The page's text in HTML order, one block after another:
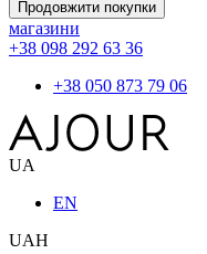
Продовжити покупки
магазини
+38 098 292 63 36
+38 050 873 79 06
UA
EN
UAH